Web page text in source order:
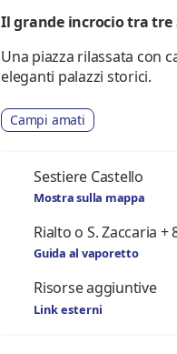
Il grande incrocio tra tre
Una piazza rilassata con
eleganti palazzi storici.
Campi amati
Sestiere Castello
Mostra sulla mappa
Rialto o S. Zaccaria
Guida al vaporetto
Risorse aggiuntive
Link esterni